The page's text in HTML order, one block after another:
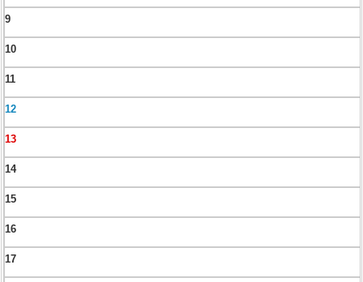
9
10
11
12
13
14
15
16
17